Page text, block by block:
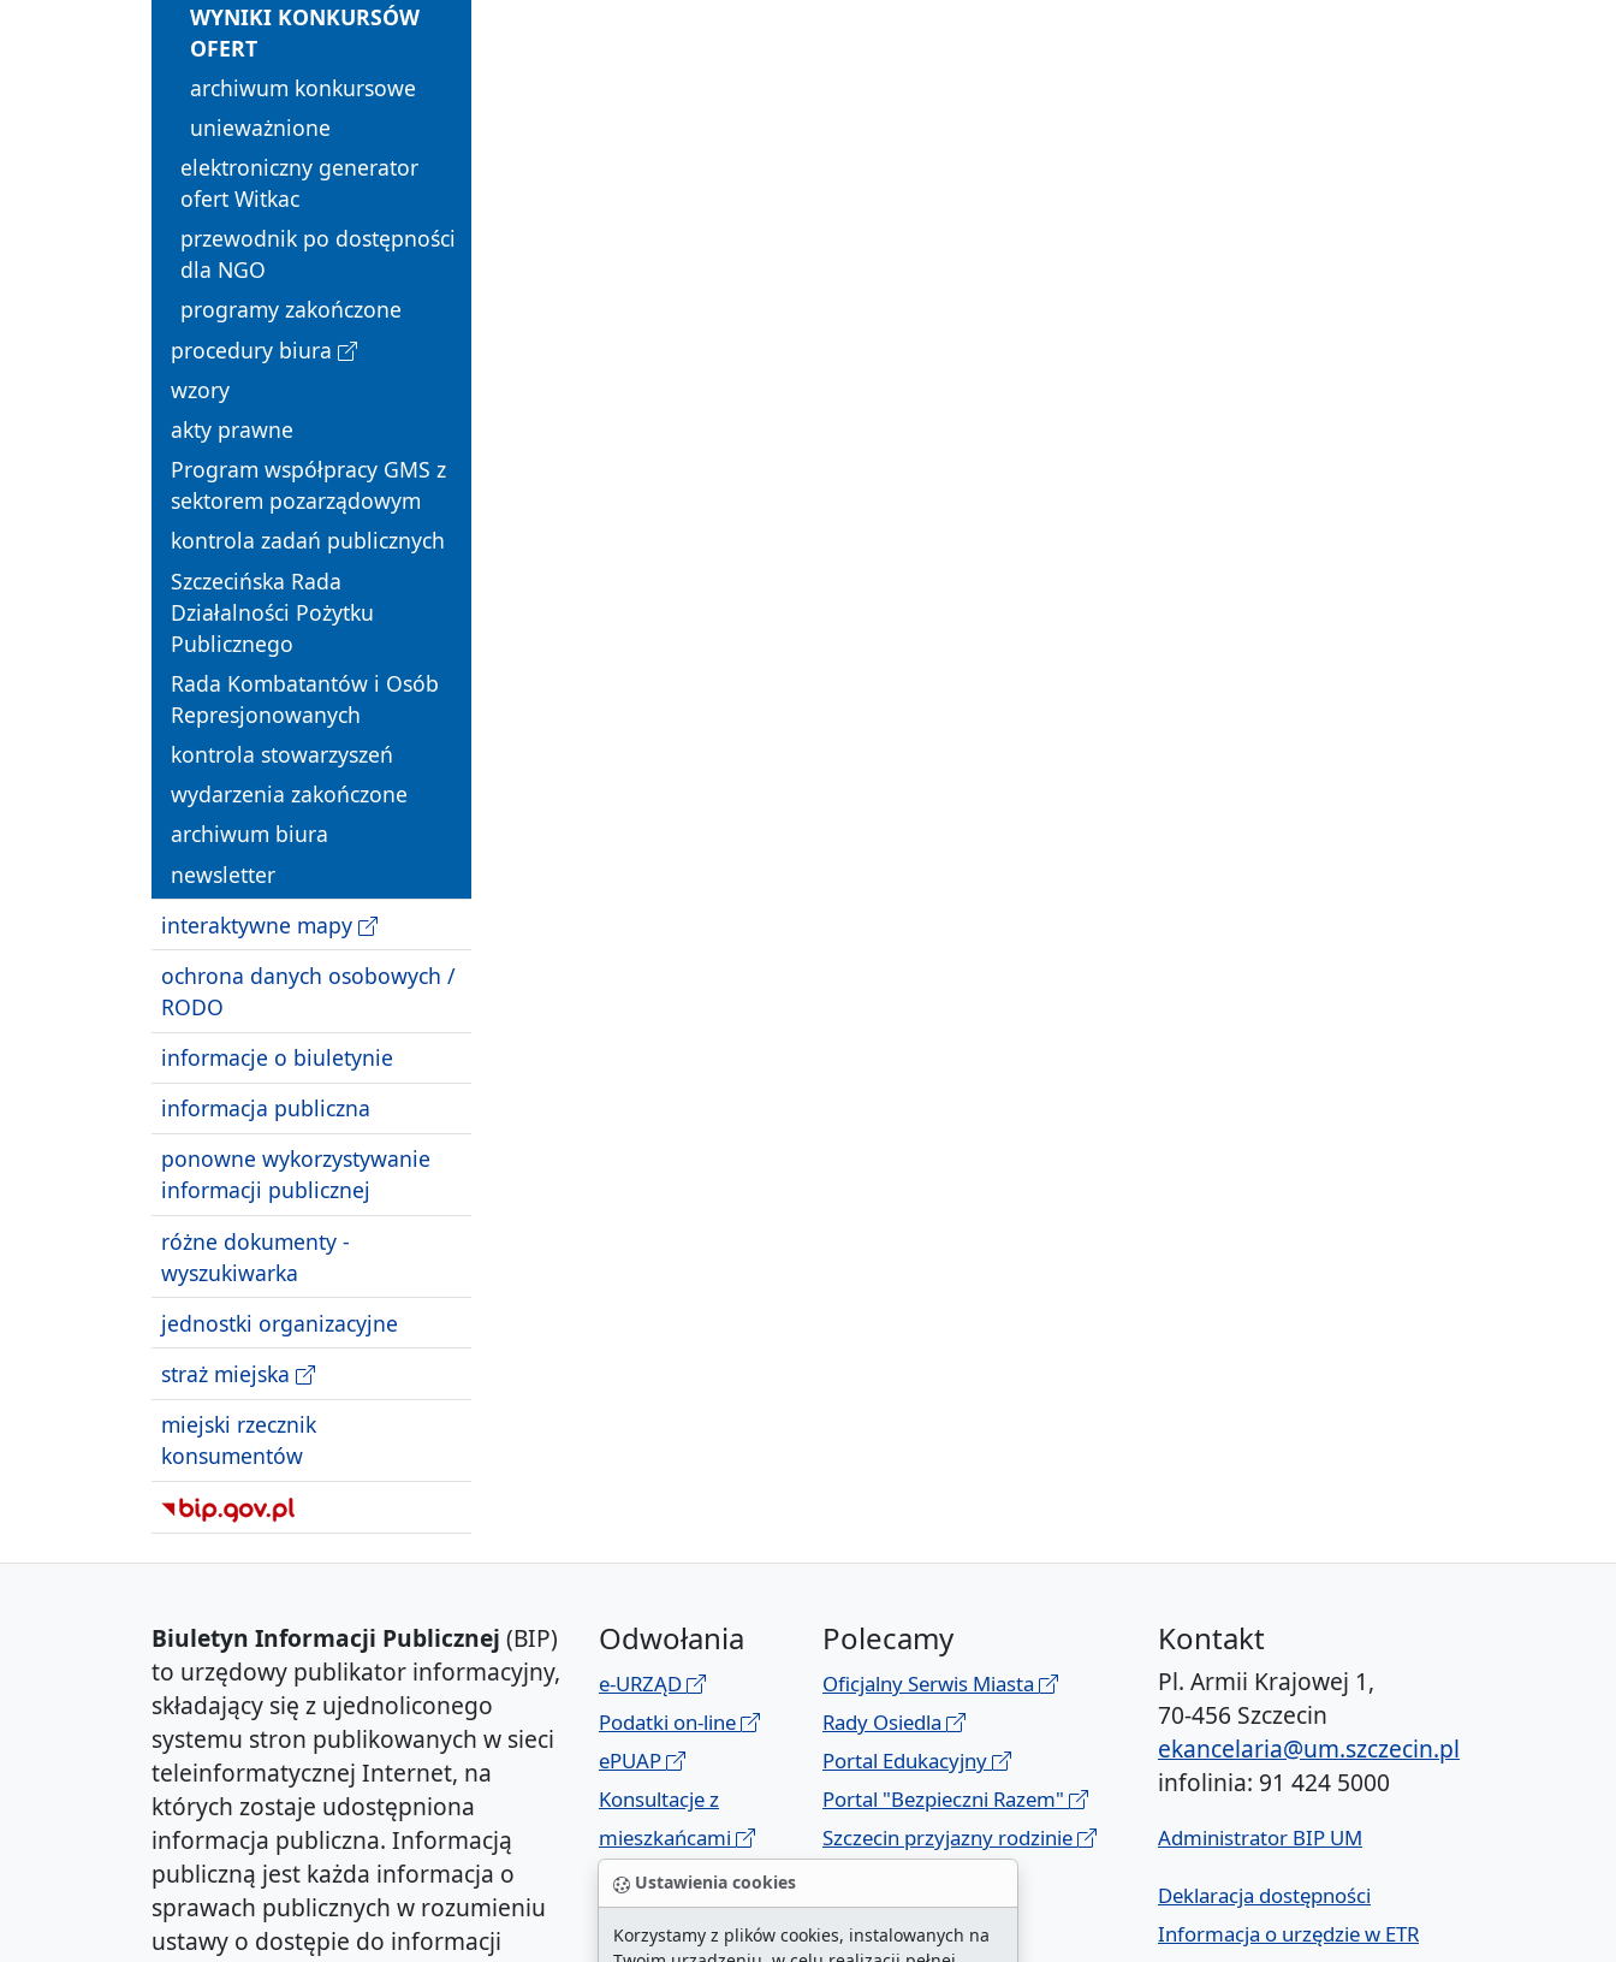
Ustawienia cookies
Korzystamy z plików cookies, instalowanych na
WYNIKI KONKURSÓW
OFERT
archiwum konkursowe
unieważnione
elektroniczny generator
ofert Witkac
przewodnik po dostępności
dla NGO
programy zakończone
procedury biura
wzory
akty prawne
Program współpracy GMS z
sektorem pozarządowym
kontrola zadań publicznych
Szczecińska Rada
Działalności Pożytku
Publicznego
Rada Kombatantów i Osób
Represjonowanych
kontrola stowarzyszeń
wydarzenia zakończone
archiwum biura
newsletter
interaktywne mapy
ochrona danych osobowych /
RODO
informacje o biuletynie
informacja publiczna
ponowne wykorzystywanie
informacji publicznej
różne dokumenty -
wyszukiwarka
jednostki organizacyjne
straż miejska
miejski rzecznik
konsumentów
Biuletyn Informacji Publicznej (BIP)
to urzędowy publikator informacyjny,
składający się z ujednoliconego
systemu stron publikowanych w sieci
teleinformatycznej Internet, na
których zostaje udostępniona
informacja publiczna. Informacją
publiczną jest każda informacja o
sprawach publicznych w rozumieniu
ustawy o dostępie do informacji
Odwołania
e-URZĄD
Podatki on-line
ePUAP
Konsultacje z
mieszkańcami
Geoportal
Polecamy
Oficjalny Serwis Miasta
Rady Osiedla
Portal Edukacyjny
Portal "Bezpieczni Razem"
Szczecin przyjazny rodzinie
Kontakt
Pl. Armii Krajowej 1,
70-456 Szczecin
ekancelaria@um.szczecin.pl
infolinia: 91 424 5000
Administrator BIP UM
Deklaracja dostępności
Informacja o urzędzie w ETR